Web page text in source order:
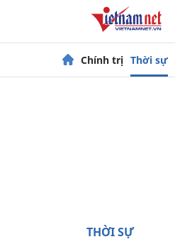
Chính trị Thời sự
THỜI SỰ